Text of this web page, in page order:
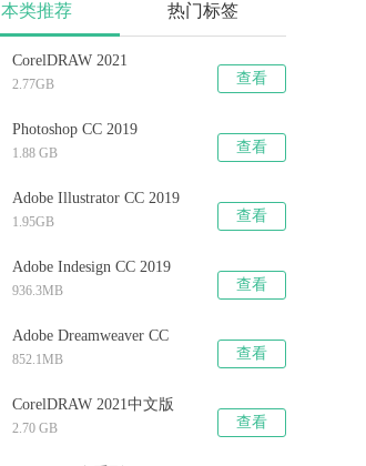
本类推荐 热门标签
CorelDRAW 2021
2.77GB 查看
Photoshop CC 2019
1.88 GB 查看
Adobe Illustrator CC 2019
1.95GB 查看
Adobe Indesign CC 2019
936.3MB 查看
Adobe Dreamweaver CC
2019
852.1MB 查看
CorelDRAW 2021中文版
2.70 GB 查看